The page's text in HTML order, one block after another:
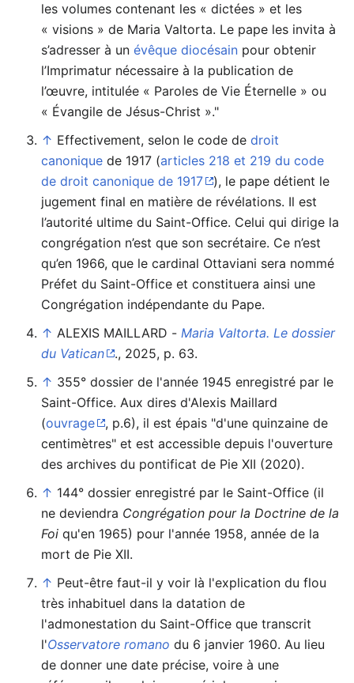
les volumes contenant les « dictées » et les
« visions » de Maria Valtorta. Le pape les invita à
s’adresser à un évêque diocésain pour obtenir
l’Imprimatur nécessaire à la publication de
l’œuvre, intitulée « Paroles de Vie Éternelle » ou
« Évangile de Jésus-Christ »."
↑ Effectivement, selon le code de droit
canonique de 1917 (articles 218 et 219 du code
de droit canonique de 1917
), le pape détient le
jugement final en matière de révélations. Il est
l’autorité ultime du Saint-Office. Celui qui dirige la
congrégation n’est que son secrétaire. Ce n’est
qu’en 1966, que le cardinal Ottaviani sera nommé
Préfet du Saint-Office et constituera ainsi une
Congrégation indépendante du Pape.
↑ ALEXIS MAILLARD - Maria Valtorta. Le dossier
du Vatican
., 2025, p. 63.
↑ 355° dossier de l'année 1945 enregistré par le
Saint-Office. Aux dires d'Alexis Maillard
(ouvrage
, p.6), il est épais "d'une quinzaine de
centimètres" et est accessible depuis l'ouverture
des archives du pontificat de Pie XII (2020).
↑ 144° dossier enregistré par le Saint-Office (il
ne deviendra Congrégation pour la Doctrine de la
Foi qu'en 1965) pour l'année 1958, année de la
mort de Pie XII.
↑ Peut-être faut-il y voir là l'explication du flou
très inhabituel dans la datation de
l'admonestation du Saint-Office que transcrit
l'Osservatore romano du 6 janvier 1960. Au lieu
de donner une date précise, voire à une